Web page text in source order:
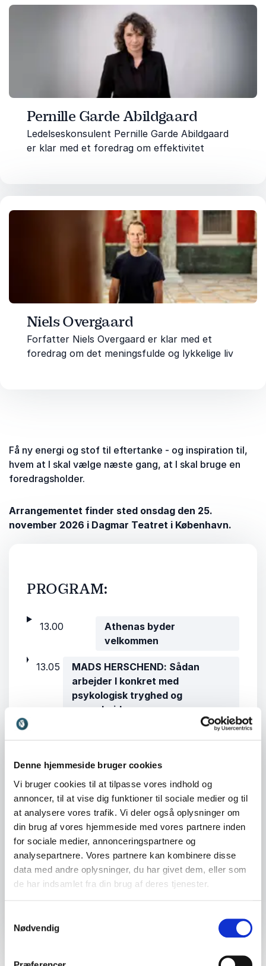
Denne hjemmeside bruger cookies
Vi bruger cookies til at tilpasse vores indhold og
annoncer, til at vise dig funktioner til sociale medier og til
at analysere vores trafik. Vi deler også oplysninger om
din brug af vores hjemmeside med vores partnere inden
for sociale medier, annonceringspartnere og
analysepartnere. Vores partnere kan kombinere disse
data med andre oplysninger, du har givet dem, eller som
de har indsamlet fra din brug af deres tjenester.
Nødvendig
Pernille Garde Abildgaard
Ledelseskonsulent Pernille Garde Abildgaard
er klar med et foredrag om effektivitet
Niels Overgaard
Forfatter Niels Overgaard er klar med et
foredrag om det meningsfulde og lykkelige liv
Få ny energi og stof til eftertanke - og inspiration til,
hvem at I skal vælge næste gang, at I skal bruge en
foredragsholder.
Arrangementet finder sted onsdag den 25.
november 2026 i Dagmar Teatret i København.
PROGRAM:
13.00
Athenas byder
velkommen
13.05
MADS HERSCHEND: Sådan
arbejder I konkret med
psykologisk tryghed og
samarbejde
Vind dagen - om personlig og
kollektiv effektivitet
14.50 Pause
15.05
NIELS OVERGAARD: Mere er
aldrig nok - hvad antikke
filosoffer ved om et lykkeligt liv